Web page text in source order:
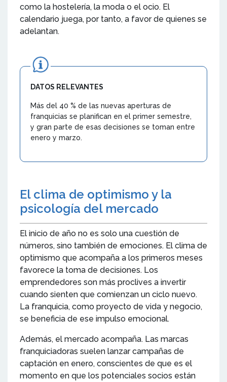
como la hostelería, la moda o el ocio. El
calendario juega, por tanto, a favor de quienes se
adelantan.
DATOS RELEVANTES
Más del 40 % de las nuevas aperturas de
franquicias se planifican en el primer semestre,
y gran parte de esas decisiones se toman entre
enero y marzo.
El clima de optimismo y la
psicología del mercado
El inicio de año no es solo una cuestión de
números, sino también de emociones. El clima de
optimismo que acompaña a los primeros meses
favorece la toma de decisiones. Los
emprendedores son más proclives a invertir
cuando sienten que comienzan un ciclo nuevo.
La franquicia, como proyecto de vida y negocio,
se beneficia de ese impulso emocional.
Además, el mercado acompaña. Las marcas
franquiciadoras suelen lanzar campañas de
captación en enero, conscientes de que es el
momento en que los potenciales socios están